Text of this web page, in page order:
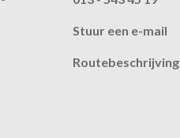
Stuur een e-mail
Routebeschrijving